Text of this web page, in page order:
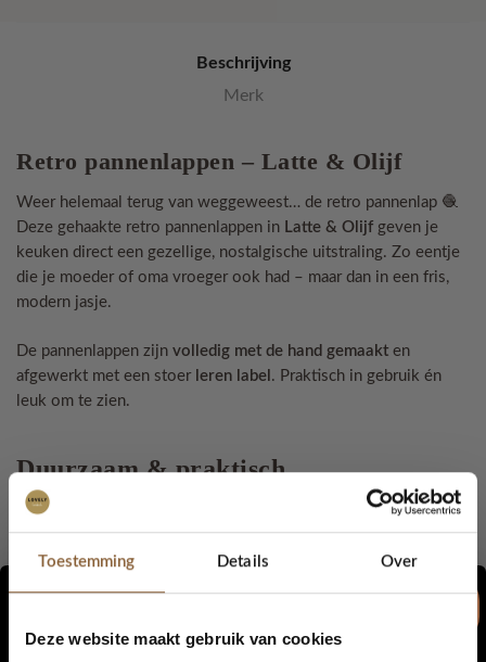
Toestemming Details Over
Deze website maakt gebruik van cookies
Beschrijving
Merk
Retro pannenlappen – Latte & Olijf
Weer helemaal terug van weggeweest… de retro pannenlap 🧶
Deze gehaakte retro pannenlappen in Latte & Olijf geven je
keuken direct een gezellige, nostalgische uitstraling. Zo eentje
die je moeder of oma vroeger ook had – maar dan in een fris,
modern jasje.
De pannenlappen zijn volledig met de hand gemaakt en
afgewerkt met een stoer leren label . Praktisch in gebruik én
leuk om te zien.
Duurzaam & praktisch
Samenstelling: ±80% katoen & 20% andere vezels